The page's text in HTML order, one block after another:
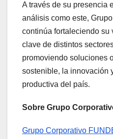
A través de su presencia
análisis como este,
continúa fortaleciendo su
clave de distintos
promoviendo soluciones
sostenible, la innovación
productiva del país.
Sobre Grupo
Grupo Corporativo